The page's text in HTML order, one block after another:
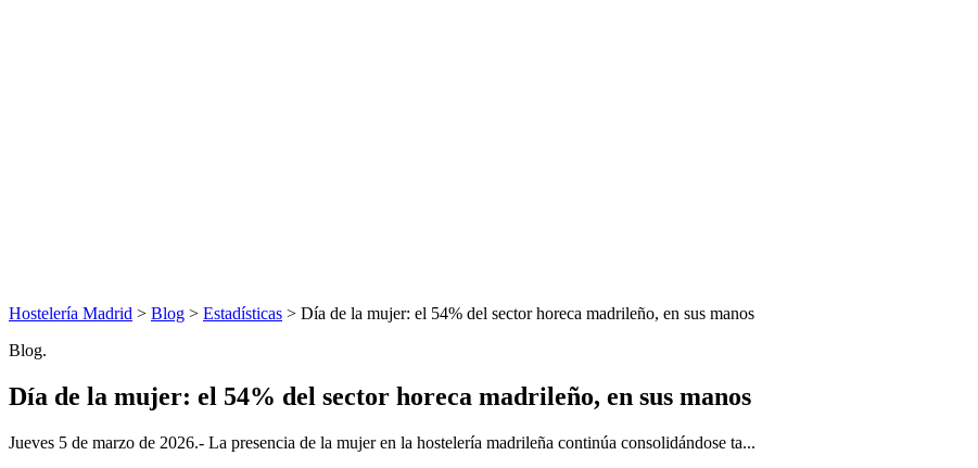
Hostelería Madrid > Blog > Estadísticas > Día de la mujer: el 54% del sector horeca madrileño, en sus manos
Blog.
Día de la mujer: el 54% del sector horeca madrileño, en sus manos
Jueves 5 de marzo de 2026.- La presencia de la mujer en la hostelería madrileña continúa consolidándose ta...